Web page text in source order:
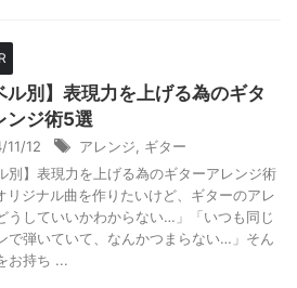
ル別】表現力を上げる為のギタ
ンジ術5選
11/12 アレンジ
ギター
別】表現力を上げる為のギターアレンジ術
リジナル曲を作りたいけど、ギターのアレ
うしていいかわからない…」「いつも同じ
で弾いていて、なんかつまらない…」そん
お持ち ...